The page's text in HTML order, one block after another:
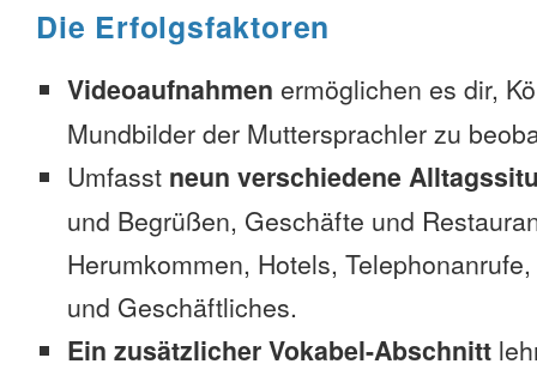
Die Erfolgsfaktoren
Videoaufnahmen ermöglichen es dir,
Mundbilder der Muttersprachler zu
Umfasst neun verschiedene
und Begrüßen, Geschäfte und
Herumkommen, Hotels,
und Geschäftliches.
Ein zusätzlicher Vokabel-Abschnitt